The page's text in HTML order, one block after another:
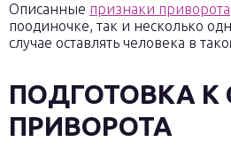
Описанные признаки приворота
поодиночке, так и несколько
случае оставлять человека в
ПОДГОТОВКА К
ПРИВОРОТА